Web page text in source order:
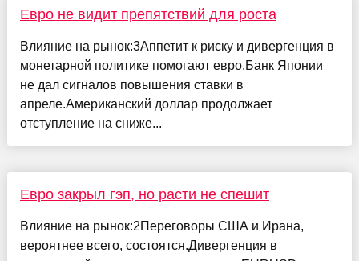
Евро не видит препятствий для роста
Влияние на рынок:3Аппетит к риску и дивергенция в
монетарной политике помогают евро.Банк Японии
не дал сигналов повышения ставки в
апреле.Американский доллар продолжает
отступление на сниже...
Евро закрыл гэп, но расти не спешит
Влияние на рынок:2Переговоры США и Ирана,
вероятнее всего, состоятся.Дивергенция в